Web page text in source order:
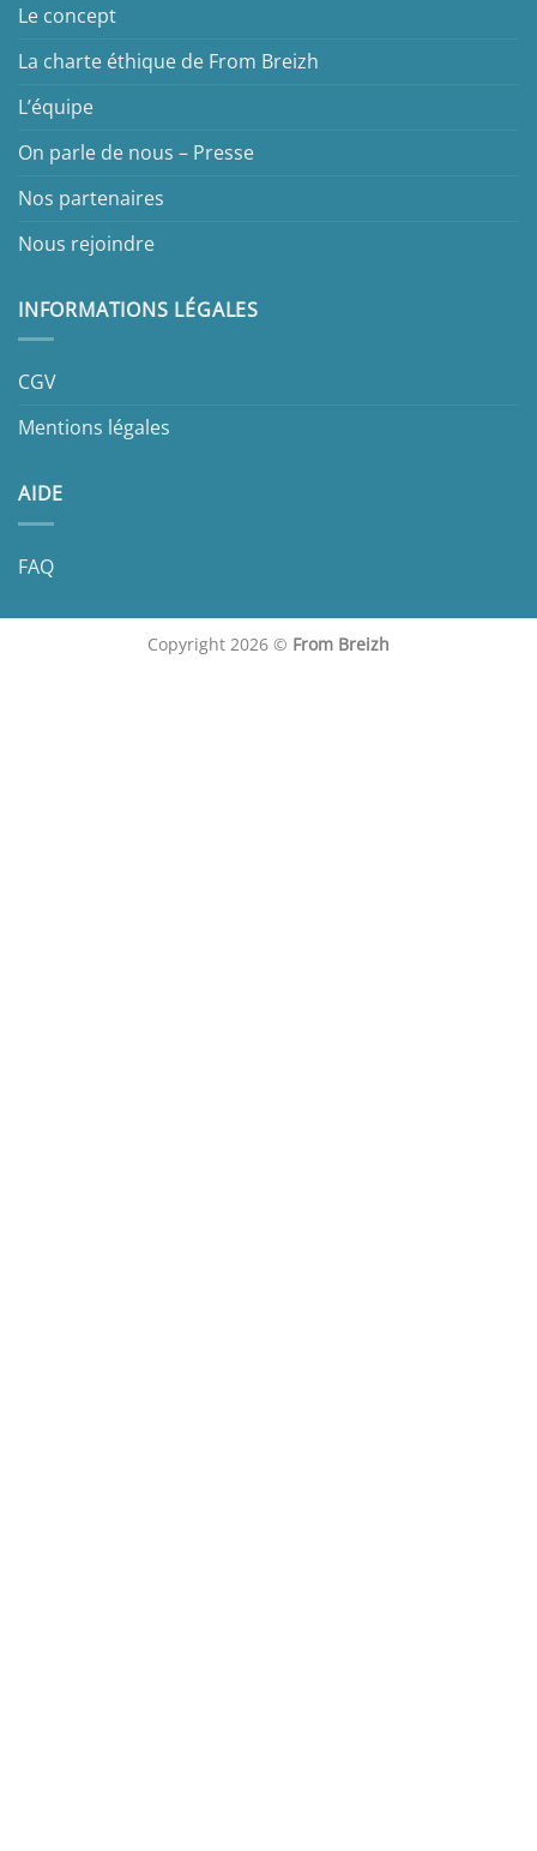
Le concept
La charte éthique de From Breizh
L’équipe
On parle de nous – Presse
Nos partenaires
Nous rejoindre
INFORMATIONS LÉGALES
CGV
Mentions légales
AIDE
FAQ
Copyright 2026 © From Breizh